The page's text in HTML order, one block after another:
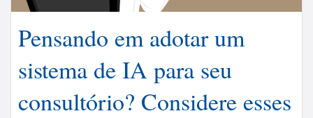
Pensando em adotar um
sistema de IA para seu
consultório? Considere esses